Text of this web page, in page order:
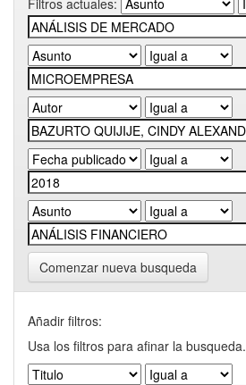
Comenzar nueva busqueda
Añadir filtros:
Usa los filtros para afinar la busqueda.